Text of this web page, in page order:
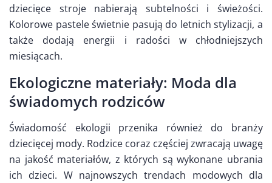
dziecięce stroje nabierają subtelności i świeżości.
Kolorowe pastele świetnie pasują do letnich stylizacji, a
także dodają energii i radości w chłodniejszych
miesiącach.
Ekologiczne materiały: Moda dla
świadomych rodziców
Świadomość ekologii przenika również do branży
dziecięcej mody. Rodzice coraz częściej zwracają uwagę
na jakość materiałów, z których są wykonane ubrania
ich dzieci. W najnowszych trendach modowych dla